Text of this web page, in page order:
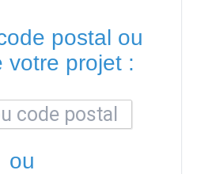
postal ou
votre projet :
ou